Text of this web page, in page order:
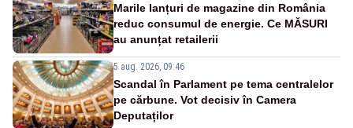
Marile lanțuri de magazine din România
reduc consumul de energie. Ce MĂSURI
au anunțat retailerii
5 aug. 2026, 09:46
Scandal în Parlament pe tema centralelor
pe cărbune. Vot decisiv în Camera
Deputaților